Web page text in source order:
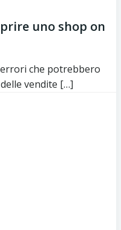
uno shop on
che potrebbero
vendite […]